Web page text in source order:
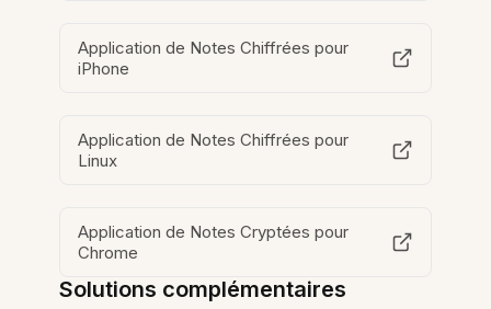
Application de Notes Chiffrées pour
iPhone
Application de Notes Chiffrées pour
Linux
Application de Notes Cryptées pour
Chrome
Solutions complémentaires